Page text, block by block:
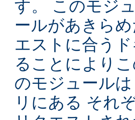
す。 このモジ
ールがあきら
エストに合う
ることにより
のモジュール
リにある それ